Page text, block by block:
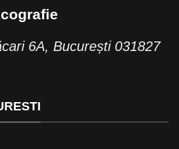
6A, București 031827